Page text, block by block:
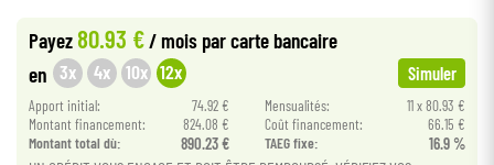
Bundle
Sehen Sie sich unsere Marken an
Payez 80.93 € / mois par carte bancaire
en 3x 4x 10x 12x Simuler
Apport initial: 74.92 € Mensualités:
11 x 80.93 €
Montant financement:
824.08 € Coût financement:
66.15 €
Montant total dù:
890.23 € TAEG fixe: 16.9 %